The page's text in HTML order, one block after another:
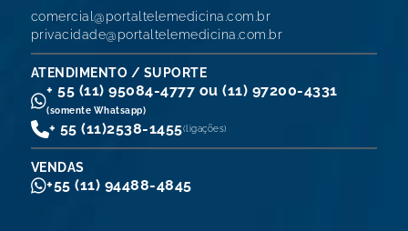
comercial@portaltelemedicina.com.br
privacidade@portaltelemedicina.com.br
ATENDIMENTO / SUPORTE
+ 55 (11) 95084-4777 ou (11) 97200-4331
(somente Whatsapp)
+ 55 (11)2538-1455(ligações)
VENDAS
+55 (11) 94488-4845